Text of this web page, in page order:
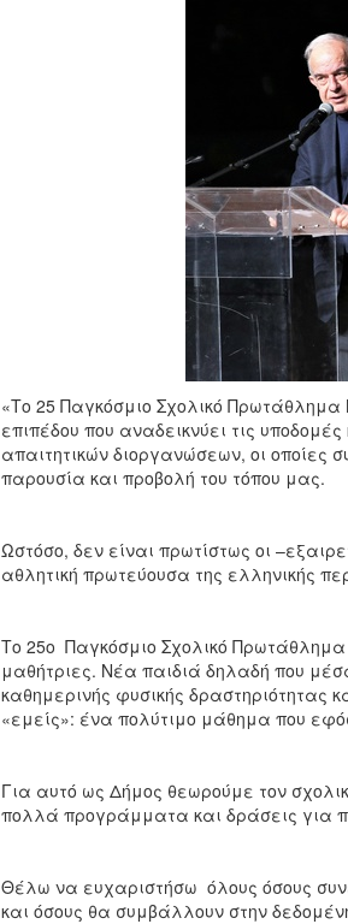
«Το 25 Παγκόσμιο Σχολικό
επιπέδου που αναδεικνύει τις
απαιτητικών διοργανώσεων, οι οποίες
παρουσία και προβολή του τόπου μας.
Ωστόσο, δεν είναι πρωτίστως οι
αθλητική πρωτεύουσα της ελληνικής
Το 25ο Παγκόσμιο Σχολικό
μαθήτριες. Νέα παιδιά δηλαδή που
καθημερινής φυσικής δραστηριότητας
«εμείς»: ένα πολύτιμο μάθημα που
Για αυτό ως Δήμος θεωρούμε τον
πολλά προγράμματα και δράσεις για
Θέλω να ευχαριστήσω όλους όσους
και όσους θα συμβάλλουν στην